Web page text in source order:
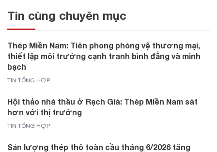
Tin cùng chuyên mục
Thép Miền Nam: Tiên phong phòng vệ thương mại,
thiết lập môi trường cạnh tranh bình đẳng và minh
bạch
TIN TỔNG HỢP
Hội thảo nhà thầu ở Rạch Giá: Thép Miền Nam sát
hơn với thị trường
TIN TỔNG HỢP
Sản lượng thép thô toàn cầu tháng 6/2026 tăng